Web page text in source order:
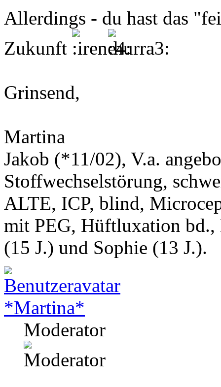
Allerdings - du hast das
Zukunft
Grinsend,
Martina
Jakob (*11/02), V.a.
Stoffwechselstörung,
ALTE, ICP, blind,
mit PEG, Hüftluxation bd.,
(15 J.) und Sophie (13 J.).
*Martina*
Moderator